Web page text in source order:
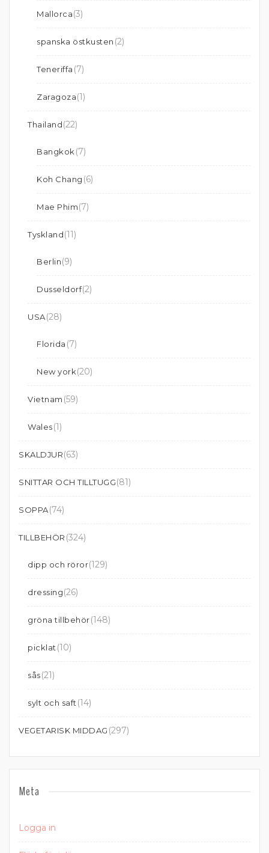
Mallorca(3)
spanska östkusten (2)
Teneriffa (7)
Zaragoza(1)
Thailand(22)
Bangkok (7)
Koh Chang (6)
Mae Phim(7)
Tyskland(11)
Berlin(9)
Dusseldorf(2)
USA(28)
Florida (7)
New york(20)
Vietnam (59)
Wales(1)
SKALDJUR(63)
SNITTAR OCH TILLTUGG(81)
SOPPA(74)
TILLBEHÖR (324)
dipp och röror(129)
dressing(26)
gröna tillbehör(148)
picklat (10)
sås(21)
sylt och saft (14)
VEGETARISK MIDDAG (297)
Meta
Logga in